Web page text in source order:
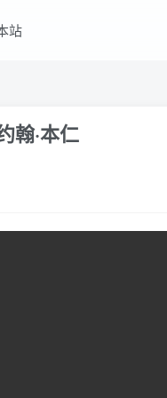
站
翰·本仁